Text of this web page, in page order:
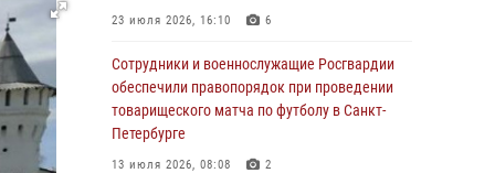
противоправная деятельность, связанная с
07 августа 2026, 13:30 1
В Югре при содействии спецназа Росгвардии
пресечено более 180 нарушений
миграционного законодательства
23 июля 2026, 16:10 6
Сотрудники и военнослужащие Росгвардии
обеспечили правопорядок при проведении
товарищеского матча по футболу в Санкт-
Петербурге
13 июля 2026, 08:08 2